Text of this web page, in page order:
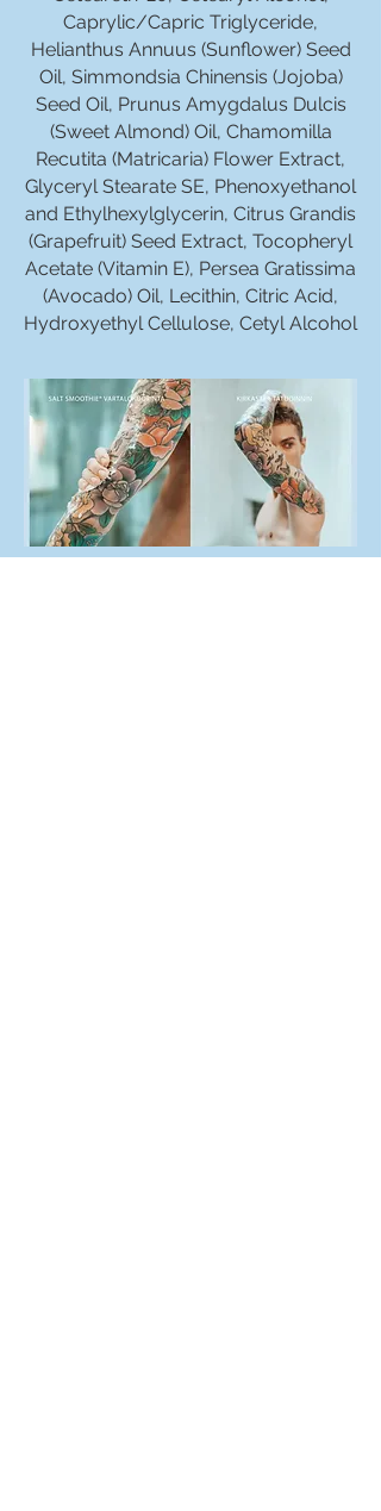
Caprylic/Capric Triglyceride,
Helianthus Annuus (Sunflower) Seed
Oil, Simmondsia Chinensis (Jojoba)
Seed Oil, Prunus Amygdalus Dulcis
(Sweet Almond) Oil, Chamomilla
Recutita (Matricaria) Flower Extract,
Glyceryl Stearate SE, Phenoxyethanol
and Ethylhexylglycerin, Citrus Grandis
(Grapefruit) Seed Extract, Tocopheryl
Acetate (Vitamin E), Persea Gratissima
(Avocado) Oil, Lecithin, Citric Acid,
Hydroxyethyl Cellulose, Cetyl Alcohol